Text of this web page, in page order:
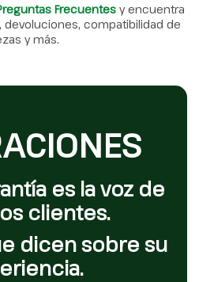
Frecuentes y encuentra
compatibilidad de
y más.
es la voz de
clientes.
dicen sobre su